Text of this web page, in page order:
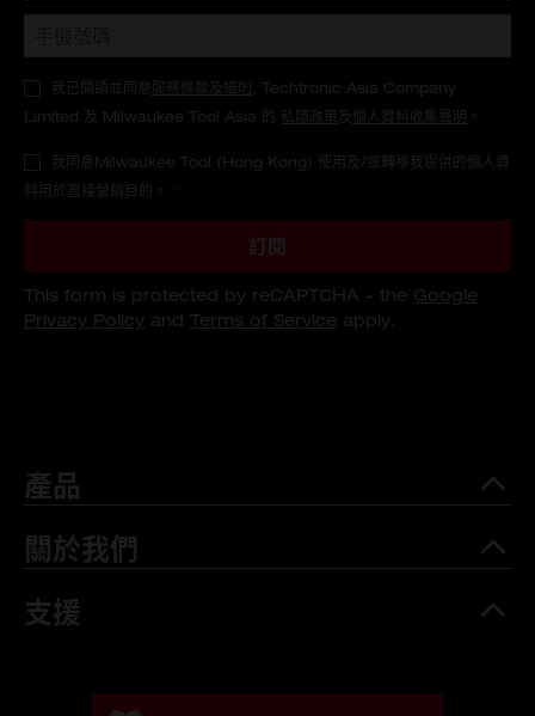
產品
關於我們
支援
我已閱讀並同意 服務條款及細則
, Techtronic Asia Company
Limited 及 Milwaukee Tool Asia 的 私隱政策 及 個人資料收集聲明
我同意Milwaukee Tool (Hong Kong) 使用及/或轉移我提供的個人資
料用於直接營銷目的。
訂閱
This form is protected by reCAPTCHA - the Google
Privacy Policy and Terms of Service apply.